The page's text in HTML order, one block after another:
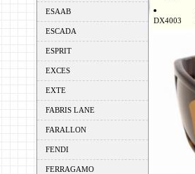
ESAAB
ESCADA
ESPRIT
EXCES
EXTE
FABRIS LANE
FARALLON
FENDI
FERRAGAMO
DX4003